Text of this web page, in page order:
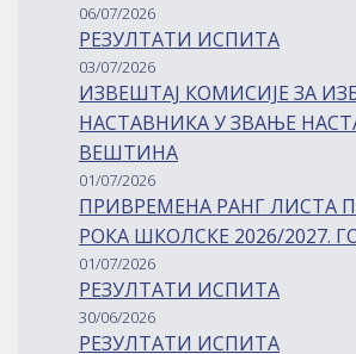
06/07/2026
РЕЗУЛТАТИ ИСПИТА
03/07/2026
ИЗВЕШТАЈ КОМИСИЈЕ ЗА
НАСТАВНИКА У ЗВАЊЕ
ВЕШТИНА
01/07/2026
ПРИВРЕМЕНА РАНГ ЛИСТА
РОКА ШКОЛСКЕ 2026/2027.
01/07/2026
РЕЗУЛТАТИ ИСПИТА
30/06/2026
РЕЗУЛТАТИ ИСПИТА